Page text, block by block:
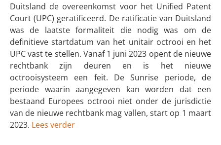
Duitsland de overeenkomst voor het Unified Patent
Court (UPC) geratificeerd. De ratificatie van Duitsland
was de laatste formaliteit die nodig was om de
definitieve startdatum van het unitair octrooi en het
UPC vast te stellen. Vanaf 1 juni 2023 opent de nieuwe
rechtbank zijn deuren en is het nieuwe
octrooisysteem een feit. De Sunrise periode, de
periode waarin aangegeven kan worden dat een
bestaand Europees octrooi niet onder de jurisdictie
van de nieuwe rechtbank mag vallen, start op 1 maart
2023. Lees verder